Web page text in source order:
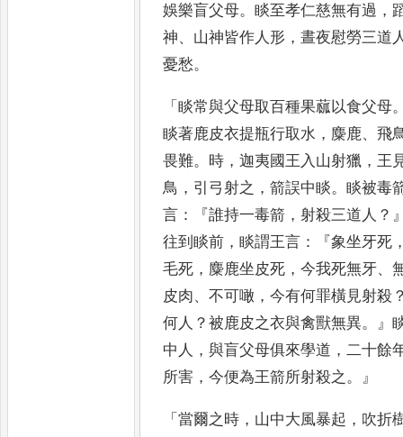
娛樂盲父母。睒至孝仁慈無有過 ，
神、 山神皆作人 形 ，晝夜慰勞三道
憂愁。
「睒常與父母取百種果蓏以食父母
睒著鹿皮衣提瓶行取水 ， 麋鹿、飛
畏難。 時 ，迦夷國王入 山射獵 ，王
鳥 ， 引弓射之 ，箭誤中睒。睒被毒
言 ：『誰持一毒箭 ，射殺三道人 ？
往到睒前 ，睒謂王言 ：『象坐牙死
毛死 ， 麋鹿坐皮死 ，今我死無牙、
皮肉、不可噉 ，今有何罪橫見射殺
何人 ？被鹿皮之衣與禽獸無異。』
中人 ，與盲父母俱來學道 ，二十餘
所害 ，今便為王箭所射殺之。』
「當爾之時 ， 山中大風暴起 ， 吹折